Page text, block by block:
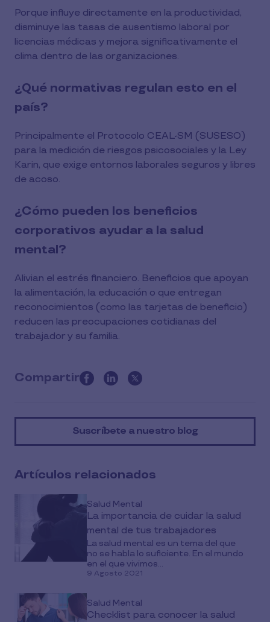
Porque influye directamente en la productividad,
disminuye las tasas de ausentismo laboral por
licencias médicas y mejora significativamente el
clima dentro de las organizaciones.
¿Qué normativas regulan esto en el
país?
Principalmente el Protocolo CEAL-SM (SUSESO)
para la medición de riesgos psicosociales y la Ley
Karin, que exige entornos laborales seguros y libres
de acoso.
¿Cómo pueden los beneficios
corporativos ayudar a la salud
mental?
Alivian el estrés financiero. Beneficios que apoyan
la alimentación, la educación o que entregan
reconocimientos (como las tarjetas de beneficio)
reducen las preocupaciones cotidianas del
trabajador y su familia.
Compartir
this
on
Suscríbete a nuestro blog
Artículos relacionados
Salud Mental
La importancia de cuidar la salud
mental de tus trabajadores
La salud mental es un tema del que
no se habla lo suficiente. En el mundo
en el que vivimos...
9 Agosto 2021
Salud Mental
Checklist para conocer la salud